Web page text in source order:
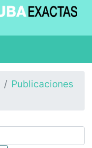
Publicaciones